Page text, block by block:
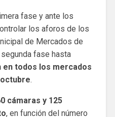
fase y ante los
los aforos de los
de Mercados de
fase hasta
todos los mercados
.
cámaras y 125
, en función del número